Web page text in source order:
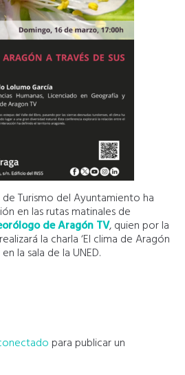
Turismo del Ayuntamiento ha
en las rutas matinales de
de Aragón TV, quien por la
la charla ‘El clima de Aragón
la sala de la UNED.
para publicar un